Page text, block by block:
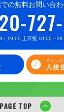
の無料お問い合
～19:00 土日祝 10:00～
キャン
入校
PAGE TOP